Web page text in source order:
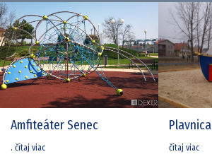
Amfiteáter Senec
. čítaj viac
Plavnica
čítaj viac